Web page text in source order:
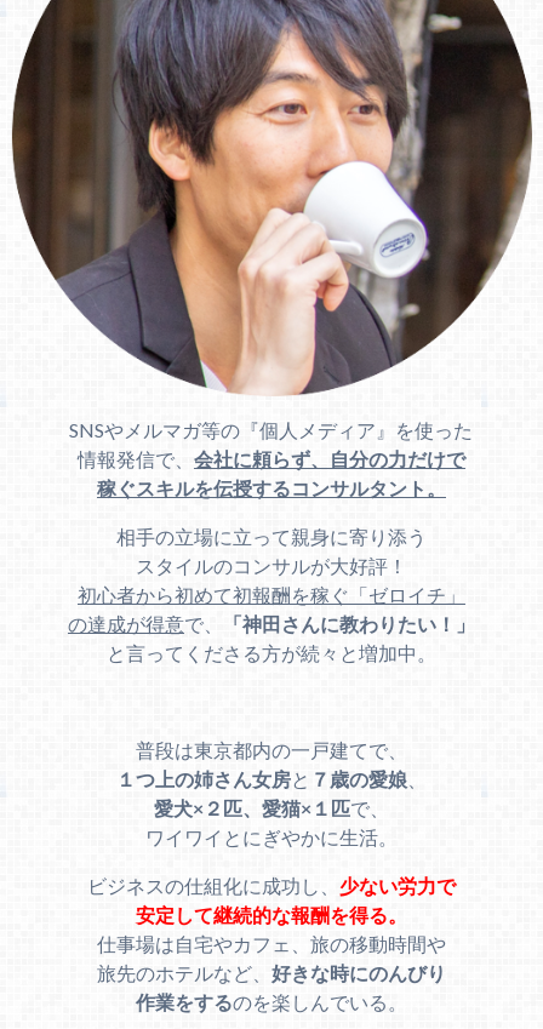
SNSやメルマガ等の『個人メディア』を使った
情報発信で、 会社に頼らず、自分の力だけで
稼ぐスキルを伝授するコンサルタント。
相手の立場に立って親身に寄り添う
スタイルのコンサルが大好評！
初心者から初めて初報酬を稼ぐ「ゼロイチ」
の達成が得意で、
「神田さんに教わりたい！」
と言ってくださる方が続々と増加中。
普段は東京都内の一戸建てで、
１つ上の姉さん女房と ７歳の愛娘、
愛犬×２匹、愛猫×１匹で、
ワイワイとにぎやかに生活。
ビジネスの仕組化に成功し、 少ない労力で
安定して継続的な報酬を得る。
仕事場は自宅やカフェ、旅の移動時間や
旅先のホテルなど、 好きな時にのんびり
作業をするのを楽しんでいる。